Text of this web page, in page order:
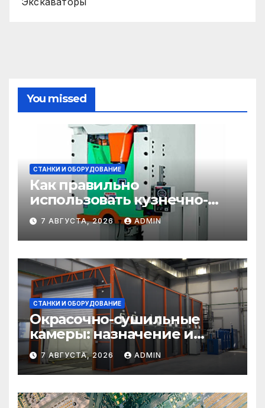
You missed
СТАНКИ И ОБОРУДОВАНИЕ
Как правильно
использовать кузнечно-
прессовое оборудование
7 АВГУСТА, 2026 ADMIN
СТАНКИ И ОБОРУДОВАНИЕ
Окрасочно-сушильные
камеры: назначение и
области применения
7 АВГУСТА, 2026 ADMIN